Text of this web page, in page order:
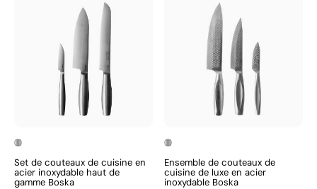
Set de couteaux de cuisine en
acier inoxydable haut de
gamme Boska
Ensemble de couteaux de
cuisine de luxe en acier
inoxydable Boska